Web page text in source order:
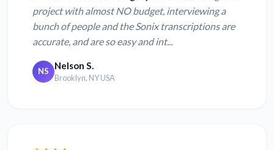
project with almost NO budget, interviewing a
bunch of people and the Sonix transcriptions are
accurate, and are so easy and int...
NS Nelson S.
Brooklyn, NY USA